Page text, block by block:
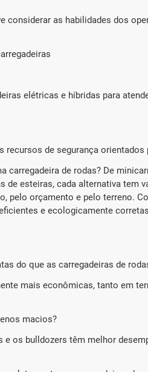
considerar as habilidades dos
elétricas e híbridas para
recursos de segurança
carregadeira de rodas? De
de esteiras, cada alternativa tem
pelo orçamento e pelo terreno.
e ecologicamente
do que as carregadeiras de
mais econômicas, tanto em
macios?
e os bulldozers têm melhor